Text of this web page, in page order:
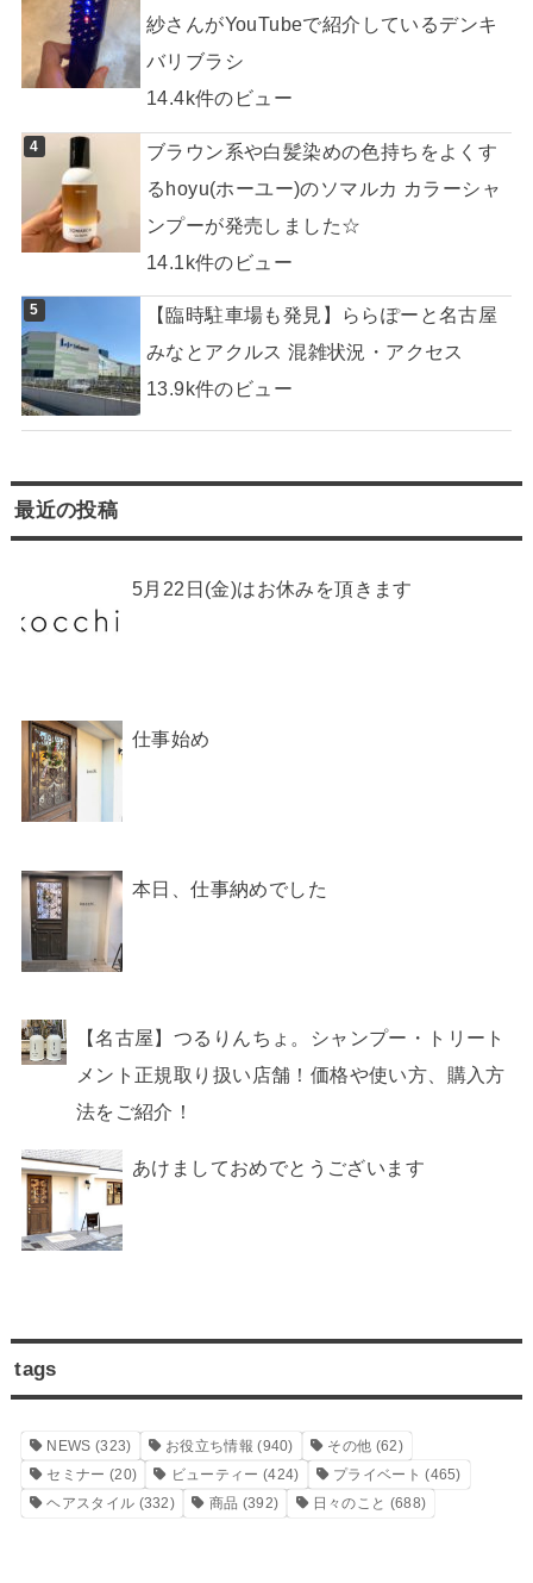
紗さんがYouTubeで紹介しているデンキ
バリブラシ
14.4k件のビュー
ブラウン系や白髪染めの色持ちをよくす
るhoyu(ホーユー)のソマルカ カラーシャ
ンプーが発売しました☆
14.1k件のビュー
【臨時駐車場も発見】ららぽーと名古屋
みなとアクルス 混雑状況・アクセス
13.9k件のビュー
最近の投稿
5月22日(金)はお休みを頂きます
仕事始め
本日、仕事納めでした
【名古屋】つるりんちょ。シャンプー・トリート
メント正規取り扱い店舗！価格や使い方、購入方
法をご紹介！
あけましておめでとうございます
tags
NEWS (323) お役立ち情報 (940) その他 (62)
セミナー (20) ビューティー (424) プライベート (465)
ヘアスタイル (332) 商品 (392) 日々のこと (688)